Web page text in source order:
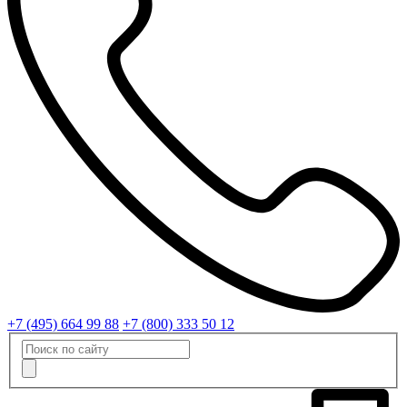
+7 (495) 664 99 88 +7 (800) 333 50 12